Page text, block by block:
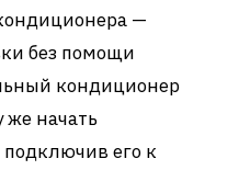
—
без помощи
кондиционер
же начать
подключив его к